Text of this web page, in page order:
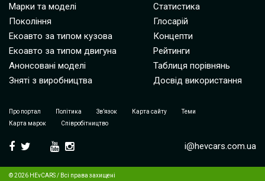
Марки та моделі
Покоління
Екоавто за типом кузова
Екоавто за типом двигуна
Анонсовані моделі
Зняті з виробництва
Статистика
Глосарій
Концепти
Рейтинги
Таблиця порівнянь
Досвід використання
Про портал Політика Зв’язок Карта сайту
Теми
Карта марок
Співробітництво
i@hevcars.com.ua
© 2026 HEvCARS / Всі права захищені